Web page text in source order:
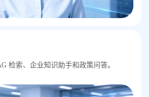
检索、企业知识助手和政策问答。